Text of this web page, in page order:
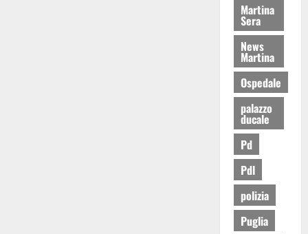
Martina
Sera
News
Martina
Ospedale
palazzo
ducale
Pd
Pdl
polizia
Puglia